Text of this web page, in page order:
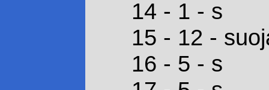
14 - 1 - s
15 - 12 -
16 - 5 - s